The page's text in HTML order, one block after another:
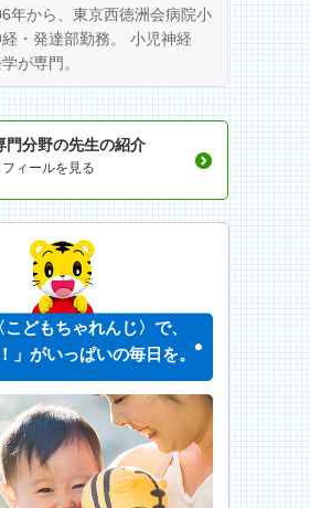
年から、東京西徳洲会病院小
・発達部勤務。 小児神経
が専門。
門分野の先生の紹介
フィールを見る
どもちゃれんじ〉で、
」がいっぱいの毎日を。